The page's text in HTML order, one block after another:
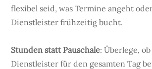
flexibel seid, was Termine angeht
Dienstleister frühzeitig bucht.
Stunden statt Pauschale: Überlege,
Dienstleister für den gesamten Tag